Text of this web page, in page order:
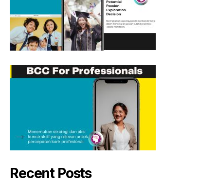
Recent Posts